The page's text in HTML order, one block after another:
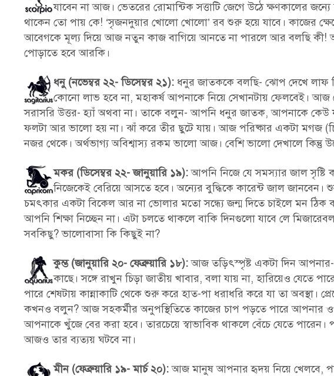
যাবেন না আজ। ভেতরের রোমান্টিক সত্তাটি জেগে উঠে ক্ষণকালের
থাকেন তো পায় কে! ‘সৃজনদুয়ার খোলো খোলো’ রব শুরু হয়ে যাবে। কাজের
আবেগকে মূল্য দিয়ে আজ নতুন কাজ বাগিয়ে আনতে না পারলে আর বলছি কী!
পোড়াতে হবে আরকি।
ধনু (নভেম্বর ২২- ডিসেম্বর ২১): ধনুর জাতককে বলছি- ঝোপ দেখে লাফ
কোনো লাভ হবে না, মহাকর্ষ আপনাকে নিয়ে সেখানটায় ফেলবেই। আজ
সরাসরি উত্তর- হ্যাঁ অথবা না। তাকে বলুন- আপনি ধনুর জাতক, আপনাকে কেউ
ফলটা আর ভালো হয় না। ঝাঁ করে তীর ছুটে যায়। আজ পরিষ্কার একটা মগজ
নজর থেকে। অর্থভাগ্য অবিশ্বাস্য রকম ভালো আজ। বেশি ভালো দেখালে কিন্তু
মকর (ডিসেম্বর ২২- জানুয়ারি ১৯):আপনি নিজে যে সমস্যার জাল সৃষ্টি
নিজেকেই বেরিয়ে আসতে হবে। অন্যের বুদ্ধিকে কারেন্ট জাল
চমৎকার একটা বিকেল আর না ভোলার মতো সন্ধ্যে জন্ম দিতে চাইলে মন
আপনি শিক্ষা নিচ্ছেন না। এটা চলতে থাকলে বাকি দিনগুলো যাবে লে
সবকিছু? ভালোবাসা কি কিছুই না?
কুম্ভ (জানুয়ারি ২০- ফেব্রুয়ারি ১৮):আজ তড়িৎস্পৃষ্ট একটা দিন
কাছে। সঙ্গে রাখুন চিড়া জাতীয় খাবার, বলা যায় না, হারিয়েও যেতে
পারে শেষটায় কান্নাকাটি থেকে শুরু করে হাত-পা ধরাধরি করে যা তা
কখনও বলুন? আজ সহকর্মীর অনুপস্থিতিতে কাজের চাপ পড়তে পারে আপনার
আপনাকে খুঁজে বের করা হবে। তারচেয়ে স্বাভাবিক থাকলে বেঁচে যেতে
আজও তার ব্যত্যয় ঘটবে না।
মীন (ফেব্রুয়ারি ১৯- মার্চ ২০):আজ মানুষ আপনার হৃদয় নিয়ে খেলবে,